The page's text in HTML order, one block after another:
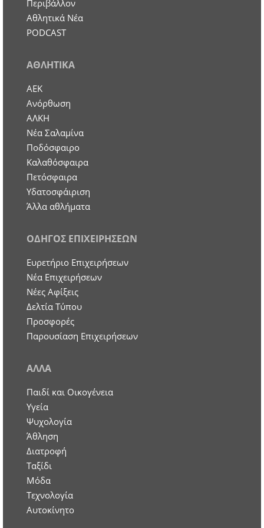
Περιβάλλον
Αθλητικά Νέα
PODCAST
ΑΘΛΗΤΙΚΑ
ΑΕΚ
Ανόρθωση
ΑΛΚΗ
Νέα Σαλαμίνα
Ποδόσφαιρο
Καλαθόσφαιρα
Πετόσφαιρα
Υδατοσφάιριση
Άλλα αθλήματα
ΟΔΗΓΟΣ ΕΠΙΧΕΙΡΗΣΕΩΝ
Ευρετήριο Επιχειρήσεων
Nέα Επιχειρήσεων
Νέες Αφίξεις
Δελτία Τύπου
Προσφορές
Παρουσίαση Επιχειρήσεων
ΑΛΛΑ
Παιδί και Οικογένεια
Υγεία
Ψυχολογία
Άθληση
Διατροφή
Ταξίδι
Μόδα
Τεχνολογία
Αυτοκίνητο